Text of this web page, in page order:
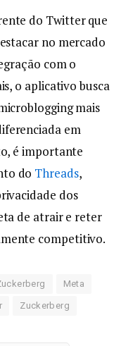
do Twitter que
no mercado
com o
o aplicativo busca
mais
em
é importante
do Threads,
dos
de atrair e reter
competitivo.
Meta
Zuckerberg